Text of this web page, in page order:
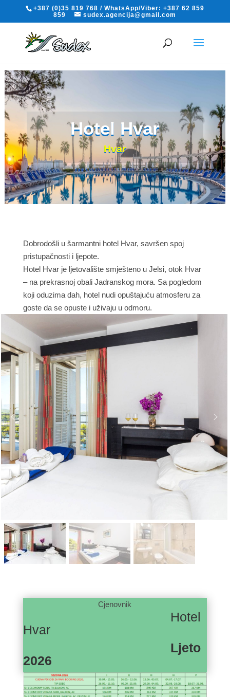
+387 (0)35 819 768 / WhatsApp/Viber: +387 62 859
859
sudex.agencija@gmail.com
Hotel Hvar
Hvar
Dobrodošli u šarmantni hotel Hvar, savršen spoj
pristupačnosti i ljepote.
Hotel Hvar je ljetovalište smješteno u Jelsi, otok Hvar
– na prekrasnoj obali Jadranskog mora. Sa pogledom
koji oduzima dah, hotel nudi opuštajuću atmosferu za
goste da se opuste i uživaju u odmoru.
Cjenovnik
Hotel
Hvar
Ljeto
2026